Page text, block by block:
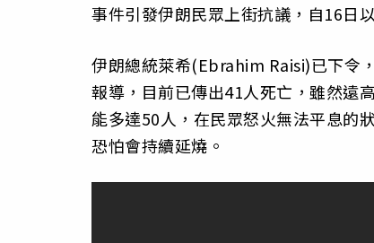
事件引發伊朗民眾上街抗議，自16日
伊朗總統萊希(Ebrahim Raisi)已下令
報導，目前已傳出41人死亡，雖然遠
能多達50人，在民眾怒火無法平息的
恐怕會持續延燒。